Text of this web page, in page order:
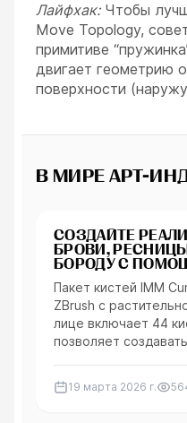
Лайфхак:Чтобы
Move Topology,
примитиве
двигает геометрию
поверхности
В МИРЕ АРТ-
Персонажи
СОЗДАЙТЕ
БРОВИ,
БОРОДУ С
ЭТОГО НАБОРА
Пакет кистей IMM
ZBrush с
лице включает 44
позволяет создавать
19 марта 2026 г.